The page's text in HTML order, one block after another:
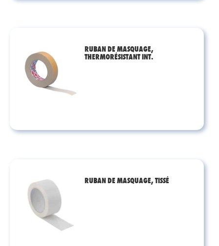
RUBAN DE MASQUAGE,
THERMORÉSISTANT INT.
RUBAN DE MASQUAGE, TISSÉ